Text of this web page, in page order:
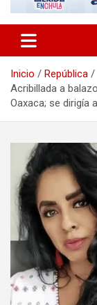
Inicio
República
Acribillada a
Oaxaca; se dirigía